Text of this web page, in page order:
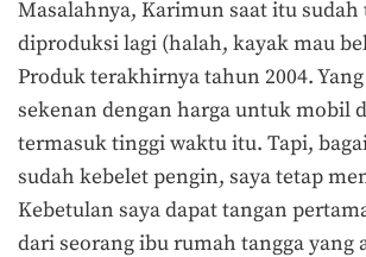
Masalahnya, Karimun saat itu sudah
diproduksi lagi (halah, kayak mau
Produk terakhirnya tahun 2004.
sekenan dengan harga untuk mobil
termasuk tinggi waktu itu. Tapi,
sudah kebelet pengin, saya tetap
Kebetulan saya dapat tangan
dari seorang ibu rumah tangga yang